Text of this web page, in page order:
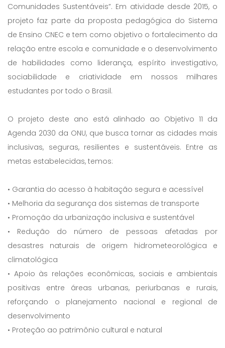
Comunidades Sustentáveis”. Em atividade desde 2015, o
projeto faz parte da proposta pedagógica do Sistema
de Ensino CNEC e tem como objetivo o fortalecimento da
relação entre escola e comunidade e o desenvolvimento
de habilidades como liderança, espírito investigativo,
sociabilidade e criatividade em nossos milhares
estudantes por todo o Brasil.
O projeto deste ano está alinhado ao Objetivo 11 da
Agenda 2030 da ONU, que busca tornar as cidades mais
inclusivas, seguras, resilientes e sustentáveis. Entre as
metas estabelecidas, temos:
• Garantia do acesso à habitação segura e acessível
• Melhoria da segurança dos sistemas de transporte
• Promoção da urbanização inclusiva e sustentável
• Redução do número de pessoas afetadas por
desastres naturais de origem hidrometeorológica e
climatológica
• Apoio às relações econômicas, sociais e ambientais
positivas entre áreas urbanas, periurbanas e rurais,
reforçando o planejamento nacional e regional de
desenvolvimento
• Proteção ao patrimônio cultural e natural